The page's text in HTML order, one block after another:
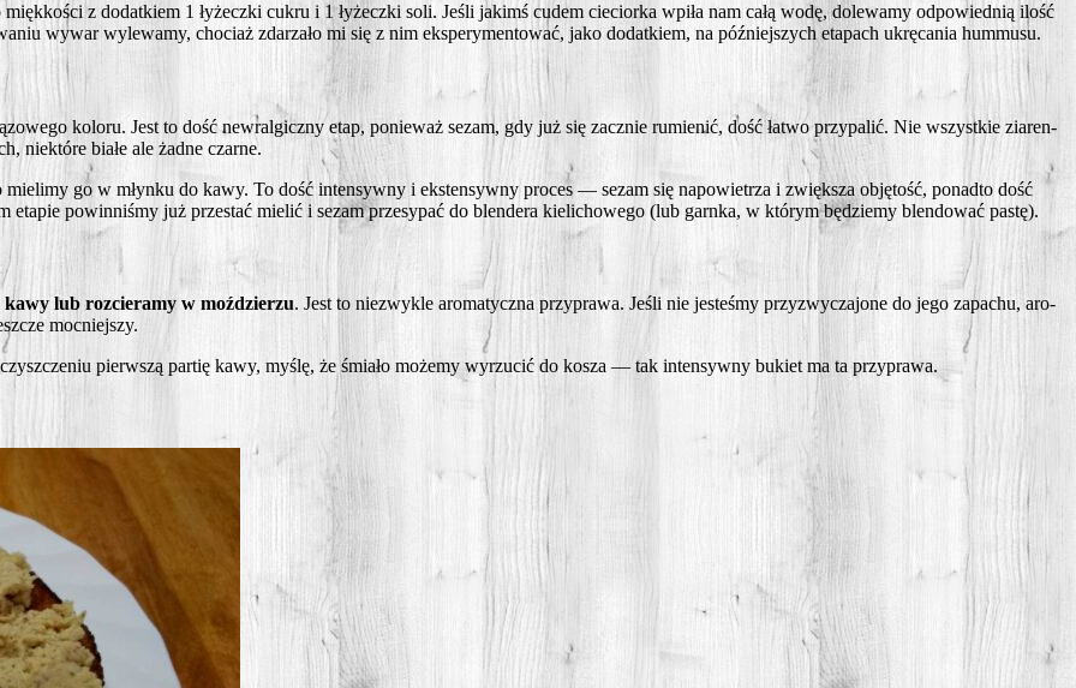
z dodat­kiem 1 łyżecz­ki cukru i 1 łyżecz­ki soli. Jeśli jakimś cudem cie­cior­ka wpi­ła nam całą wodę, dole­wa­my odpo­wied­nią ilość
wywar wyle­wa­my, cho­ciaż zda­rza­ło mi się z nim eks­pe­ry­men­to­wać, jako dodat­kiem, na póź­niej­szych eta­pach ukrę­ca­nia hummusu.
kolo­ru. Jest to dość new­ral­gicz­ny etap, ponie­waż sezam, gdy już się zacznie rumie­nić, dość łatwo przy­pa­lić. Nie wszyst­kie zia­ren­
nie­któ­re bia­łe ale żad­ne czarne.
go w młyn­ku do kawy. To dość inten­syw­ny i eks­ten­syw­ny pro­ces — sezam się napo­wie­trza i zwięk­sza obję­tość, ponad­to dość
powin­ni­śmy już prze­stać mie­lić i sezam prze­sy­pać do blen­de­ra kie­li­cho­we­go (lub garn­ka, w któ­rym będzie­my blen­do­wać pastę).
kawy lub roz­cie­ra­my w moź­dzie­rzu. Jest to nie­zwy­kle aro­ma­tycz­na przy­pra­wa. Jeśli nie jeste­śmy przy­zwy­cza­jo­ne do jego zapa­chu, aro­
mocniejszy.
pierw­szą par­tię kawy, myślę, że śmia­ło może­my wyrzu­cić do kosza — tak inten­syw­ny bukiet ma ta przyprawa.